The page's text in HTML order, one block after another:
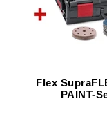
Flex
PAINT-